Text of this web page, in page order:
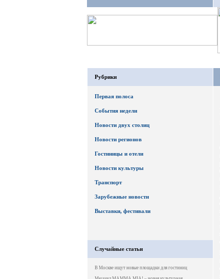
Рубрики
Первая полоса
События недели
Новости двух столиц
Новости регионов
Гостиницы и отели
Новости культуры
Транспорт
Зарубежные новости
Выставки, фестивали
Случайные статьи
В Москве ищут новые площадки для гостиниц